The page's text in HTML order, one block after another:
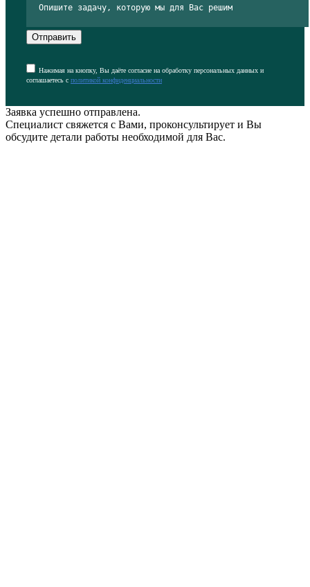
Отправить
Нажимая на кнопку, Вы даёте согласие на обработку персональных данных и
соглашаетесь с политикой конфиденциальности
Заявка успешно отправлена.
Специалист свяжется с Вами, проконсультирует и Вы
обсудите детали работы необходимой для Вас.